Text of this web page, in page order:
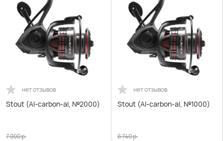
нет отзывов
Stout (Al-carbon-al, №2000)
7 000р.
нет отзывов
Stout (Al-carbon-al, №1000)
6 740р.